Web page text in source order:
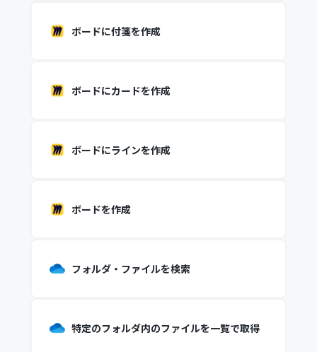
ボードに付箋を作成
ボードにカードを作成
ボードにラインを作成
ボードを作成
フォルダ・ファイルを検索
特定のフォルダ内のファイルを一覧で取得